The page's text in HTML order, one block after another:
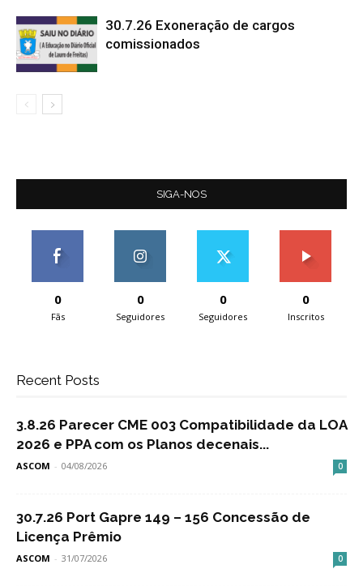
30.7.26 Exoneração de cargos
comissionados
SIGA-NOS
0
Fãs
0
Seguidores
0
Seguidores
0
Inscritos
Recent Posts
3.8.26 Parecer CME 003 Compatibilidade da LOA
2026 e PPA com os Planos decenais...
ASCOM - 04/08/2026 0
30.7.26 Port Gapre 149 – 156 Concessão de
Licença Prêmio
ASCOM - 31/07/2026 0